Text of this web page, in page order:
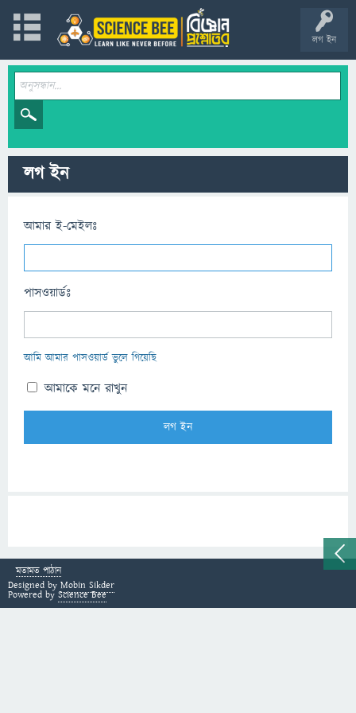
লগ ইন
লগ ইন
আমার ই-মেইলঃ
পাসওয়ার্ডঃ
আমি আমার পাসওয়ার্ড ভুলে গিয়েছি
আমাকে মনে রাখুন
মতামত পাঠান
Designed by Mobin Sikder
Powered by Science Bee